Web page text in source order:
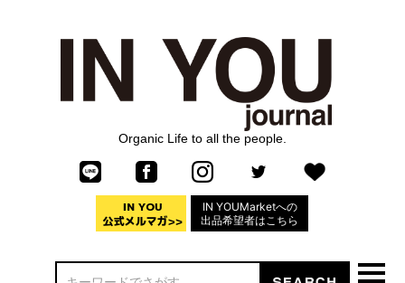
Organic Life to all the people.
IN YOUMarketへの
出品希望者はこちら